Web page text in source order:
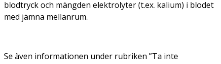
blodtryck och mängden elektrolyter (t.ex. kalium) i blodet
med jämna mellanrum.
Se även informationen under rubriken ”Ta inte